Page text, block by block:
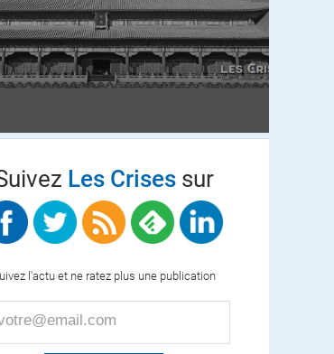
Les Crisessur
l'actu et ne ratez plus une publication